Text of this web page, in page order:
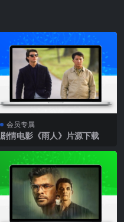
会员专属
剧情电影《雨人》片源下载